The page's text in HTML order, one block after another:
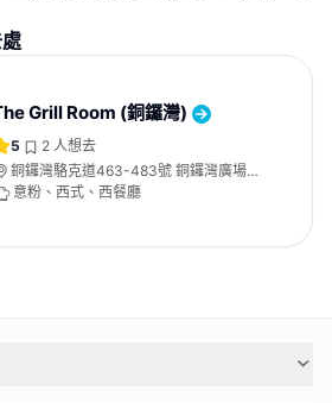
Grill Room (銅鑼灣)
5 2 人想去
銅鑼灣駱克道463-483號 銅鑼灣廣場二
期 3樓 3B號舖
意粉、西式、西餐廳